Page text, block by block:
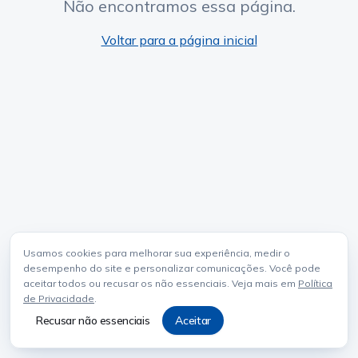
Usamos cookies para melhorar sua experiência, medir o
desempenho do site e personalizar comunicações. Você pode
aceitar todos ou recusar os não essenciais. Veja mais em Política
de Privacidade.
Recusar não essenciais Aceitar
Não encontramos essa página.
Voltar para a página inicial